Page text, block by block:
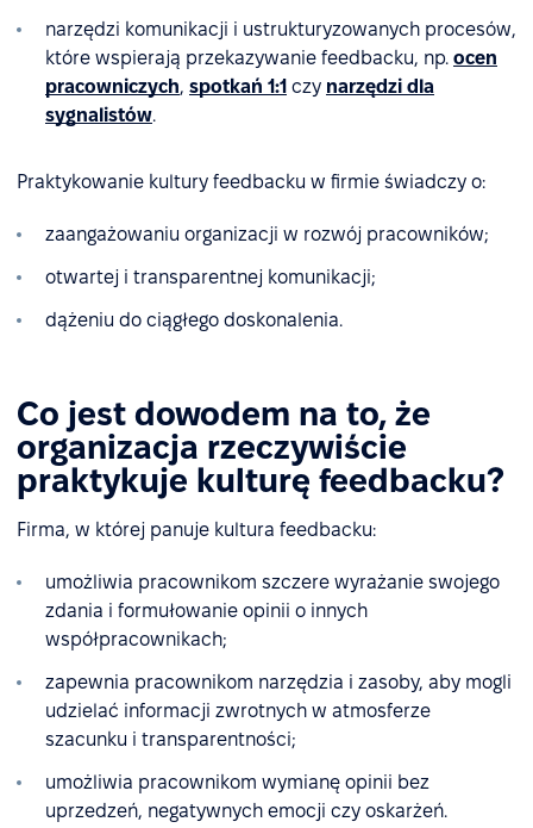
narzędzi komunikacji i ustrukturyzowanych procesów,
które wspierają przekazywanie feedbacku, np. ocen
pracowniczych, spotkań 1:1 czy narzędzi dla
sygnalistów.
Praktykowanie kultury feedbacku w firmie świadczy o:
zaangażowaniu organizacji w rozwój pracowników;
otwartej i transparentnej komunikacji;
dążeniu do ciągłego doskonalenia.
Co jest dowodem na to, że
organizacja rzeczywiście
praktykuje kulturę feedbacku?
Firma, w której panuje kultura feedbacku:
umożliwia pracownikom szczere wyrażanie swojego
zdania i formułowanie opinii o innych
współpracownikach;
zapewnia pracownikom narzędzia i zasoby, aby mogli
udzielać informacji zwrotnych w atmosferze
szacunku i transparentności;
umożliwia pracownikom wymianę opinii bez
uprzedzeń, negatywnych emocji czy oskarżeń.